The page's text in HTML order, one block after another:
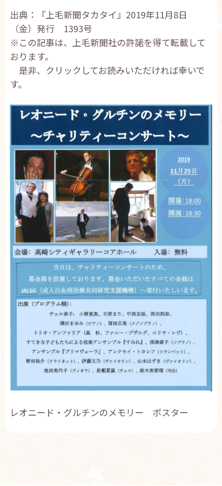
出典：『上毛新聞タカタイ』2019年11月8日
（金）発行 1393号
※この記事は、上毛新聞社の許諾を得て転載して
おります。
是非、クリックしてお読みいただければ幸いで
す。
レオニード・グルチンのメモリー ポスター